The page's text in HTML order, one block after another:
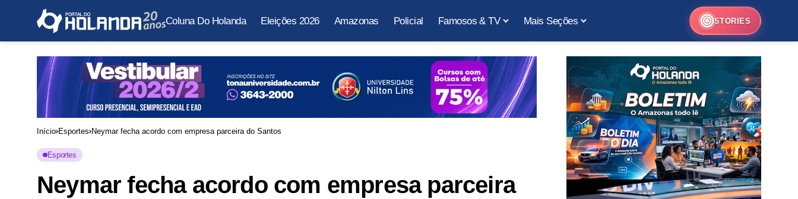
Coluna Do Holanda Eleições 2026 Amazonas Policial Famosos & TV Mais Seções STORIES
Início Esportes Neymar fecha acordo com empresa parceira do Santos
Esportes
Neymar fecha acordo com empresa parceira